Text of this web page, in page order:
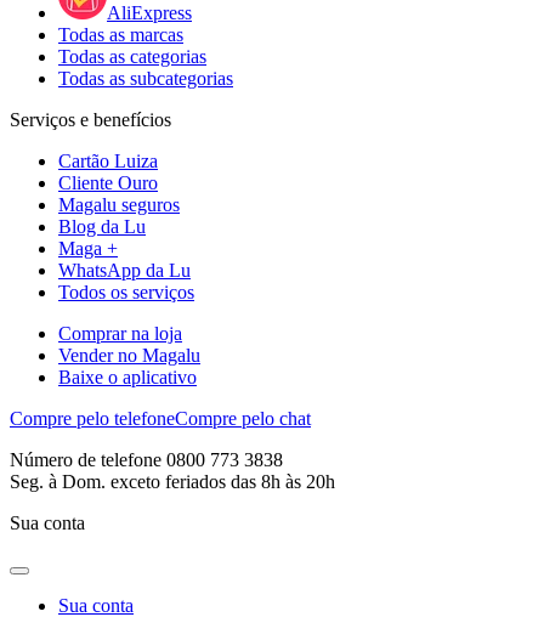
AliExpress
Todas as marcas
Todas as categorias
Todas as subcategorias
Serviços e benefícios
Cartão Luiza
Cliente Ouro
Magalu seguros
Blog da Lu
Maga +
WhatsApp da Lu
Todos os serviços
Comprar na loja
Vender no Magalu
Baixe o aplicativo
Compre pelo telefoneCompre pelo chat
Número de telefone 0800 773 3838
Seg. à Dom. exceto feriados das 8h às 20h
Sua conta
Sua conta